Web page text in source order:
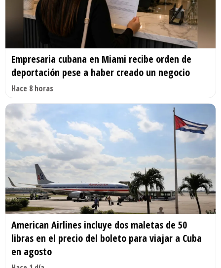
Empresaria cubana en Miami recibe orden de
deportación pese a haber creado un negocio
Hace 8 horas
American Airlines incluye dos maletas de 50
libras en el precio del boleto para viajar a Cuba
en agosto